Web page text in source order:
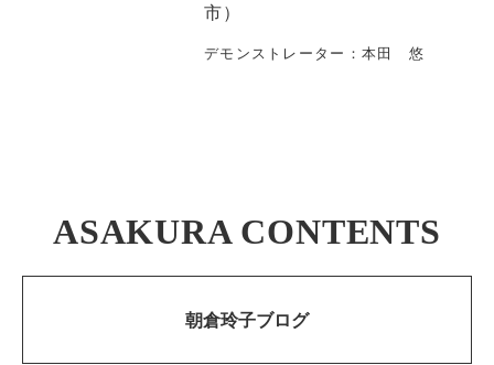
市）
デモンストレーター：本田 悠
ASAKURA CONTENTS
朝倉玲子ブログ